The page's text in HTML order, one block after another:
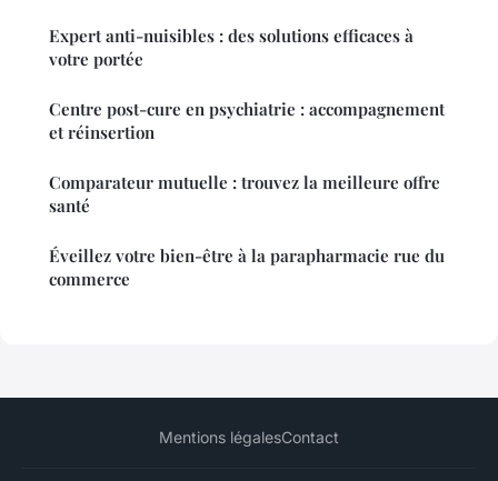
Expert anti-nuisibles : des solutions efficaces à
votre portée
Centre post-cure en psychiatrie : accompagnement
et réinsertion
Comparateur mutuelle : trouvez la meilleure offre
santé
Éveillez votre bien-être à la parapharmacie rue du
commerce
Mentions légalesContact